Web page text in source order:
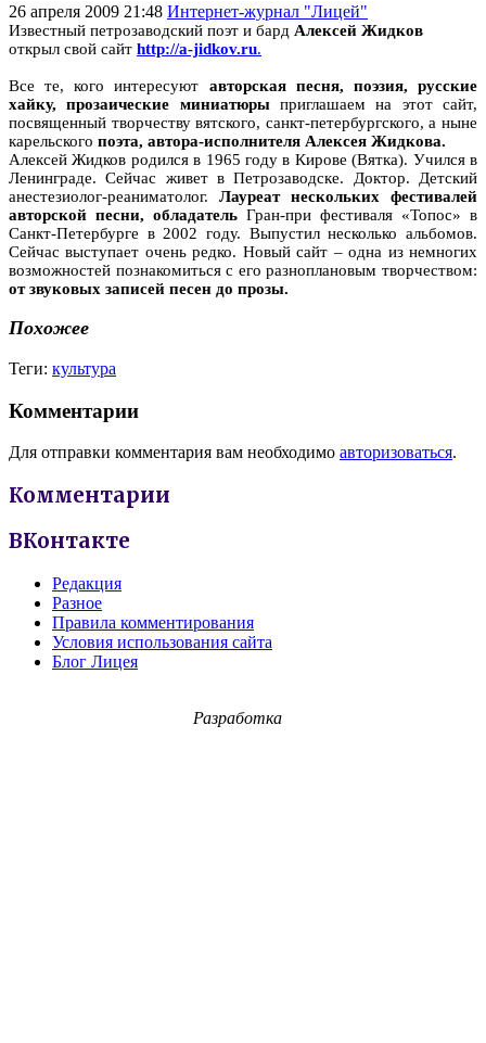
26 апреля 2009 21:48 Интернет-журнал "Лицей"
Известный петрозаводский поэт и бард Алексей Жидков
открыл свой сайт http://a-jidkov.ru.
Все те, кого интересуют авторская песня, поэзия, русские
хайку, прозаические миниатюрыприглашаем на этот сайт,
посвященный творчеству вятского, санкт-петербургского, а ныне
карельского поэта, автора-исполнителя Алексея Жидкова.
Алексей Жидков родился в 1965 году в Кирове (Вятка). Учился в
Ленинграде. Сейчас живет в Петрозаводске. Доктор. Детский
анестезиолог-реаниматолог. Лауреат нескольких фестивалей
авторской песни, обладатель Гран-при фестиваля «Топос» в
Санкт-Петербурге в 2002 году. Выпустил несколько альбомов.
Сейчас выступает очень редко. Новый сайт – одна из немногих
возможностей познакомиться с его разноплановым творчеством:
от звуковых записей песен до прозы.
Похожее
Теги: культура
Комментарии
Для отправки комментария вам необходимо авторизоваться.
Комментарии
ВКонтакте
Редакция
Разное
Правила комментирования
Условия использования сайта
Блог Лицея
Разработка